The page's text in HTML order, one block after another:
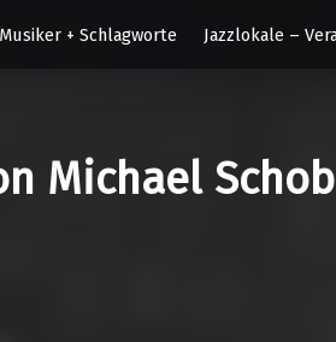
Musiker + Schlagworte Jazzlokale –
Michael